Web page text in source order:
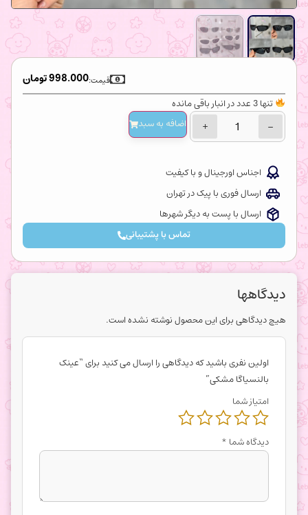
998.000تومان قیمت:
تنها 3 عدد در انبار باقی مانده
−
+ اضافه‌ به سبد
اجناس اورجینال و با کیفیت
ارسال فوری با پیک در تهران
ارسال با پست به دیگر شهرها
تماس با پشتیبانی
دیدگاهها
هیچ دیدگاهی برای این محصول نوشته نشده است.
اولین نفری باشید که دیدگاهی را ارسال می کنید برای “عینک
بالنسیاگا مشکی”
امتیاز شما
دیدگاه شما *